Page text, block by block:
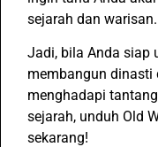
sejarah dan warisan.
Jadi, bila Anda siap
membangun dinasti
menghadapi
sejarah, unduh Old
sekarang!